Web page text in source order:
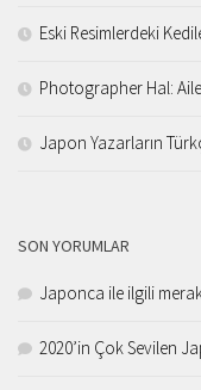
Eski Resimlerdeki
Photographer Hal:
Japon Yazarların
SON YORUMLAR
Japonca ile ilgili
2020’in Çok Sevilen